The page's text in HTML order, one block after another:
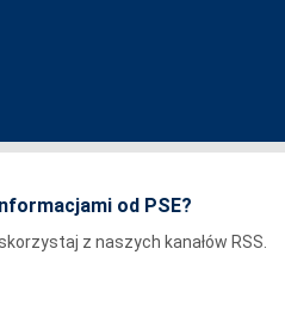
od PSE?
z naszych kanałów RSS.